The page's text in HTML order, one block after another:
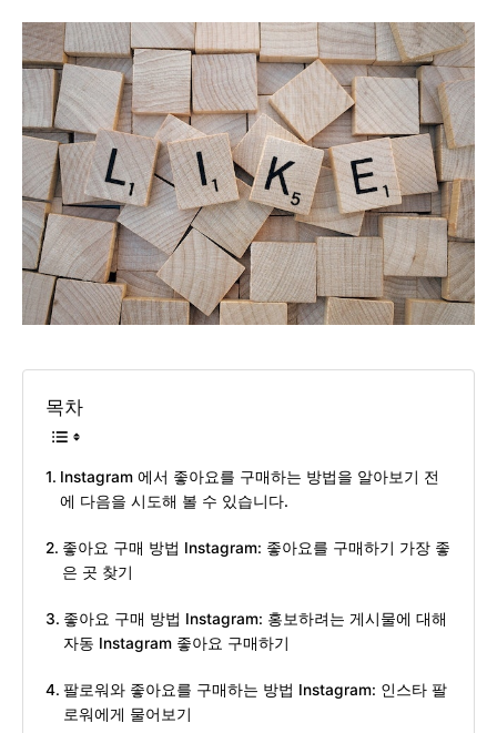
목차
Instagram 에서 좋아요를 구매하는 방법을 알아보기 전
에 다음을 시도해 볼 수 있습니다.
좋아요 구매 방법 Instagram: 좋아요를 구매하기 가장 좋
은 곳 찾기
좋아요 구매 방법 Instagram: 홍보하려는 게시물에 대해
자동 Instagram 좋아요 구매하기
팔로워와 좋아요를 구매하는 방법 Instagram: 인스타 팔
로워에게 물어보기